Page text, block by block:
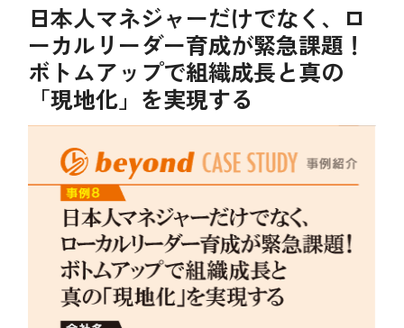
日本人マネジャーだけでなく、ロ
ーカルリーダー育成が緊急課題！
ボトムアップで組織成長と真の
「現地化」を実現する